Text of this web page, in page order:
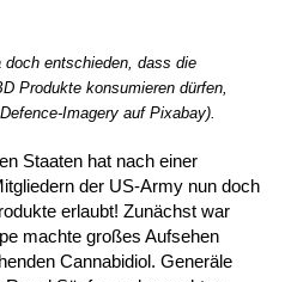
entschieden, dass die
Produkte konsumieren dürfen,
Imagery auf Pixabay).
Staaten hat nach einer
der US-Army nun doch
erlaubt! Zunächst war
machte großes Aufsehen
Cannabidiol. Generäle